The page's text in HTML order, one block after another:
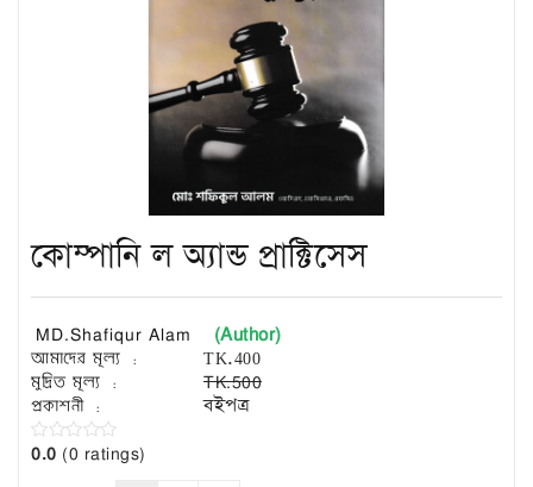
Departmental
Islamic
Building
Construction
&
Civil
Engineering
কোম্পানি ল অ্যান্ড প্রাক্টিসেস
MD.Shafiqur Alam (Author)
আমাদের মূল্য : TK.400
মুদ্রিত মূল্য :
TK.500
প্রকাশনী :
বইপত্র
0.0 (0 ratings)